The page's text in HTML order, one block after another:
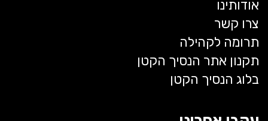
אודותינו
צרו קשר
תרומה לקהילה
תקנון אתר הנסיך הקטן
בלוג הנסיך הקטן